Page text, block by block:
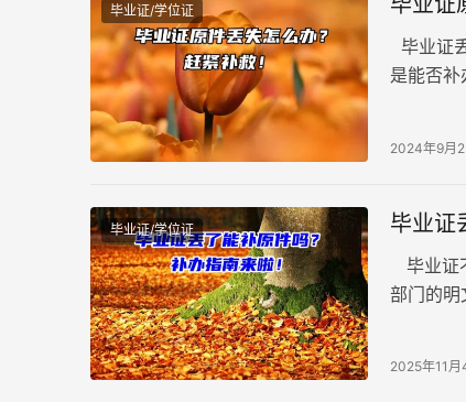
毕业证/学位证
毕业证
是能否
2024年9月
毕业证/学位证 毕业证
毕业证
部门的明
2025年11月